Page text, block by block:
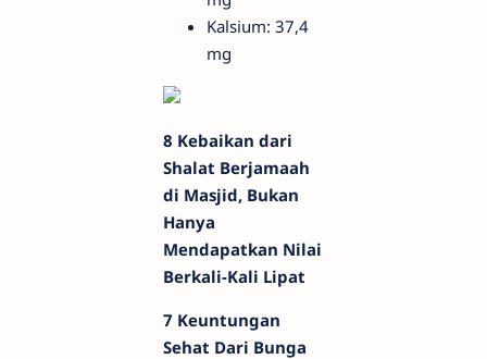
Kalsium: 37,4
mg
8 Kebaikan dari
Shalat Berjamaah
di Masjid, Bukan
Hanya
Mendapatkan Nilai
Berkali-Kali Lipat
7 Keuntungan
Sehat Dari Bunga